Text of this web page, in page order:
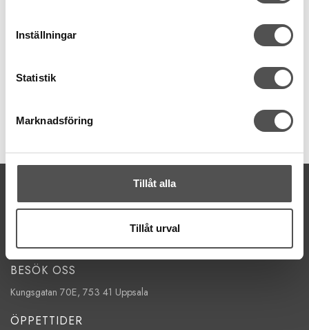
Inställningar
Statistik
Marknadsföring
Tillåt alla
Tillåt urval
20 st
0,55 x 50 mm
53 kr
Finns i lager
kontakt@symaskinsboden.se
BESÖK OSS
Kungsgatan 70E, 753 41 Uppsala
ÖPPETTIDER